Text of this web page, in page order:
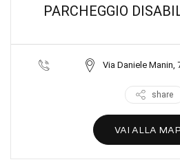
PARCHEGGIO
Via Daniele Manin,
share
VAI ALLA